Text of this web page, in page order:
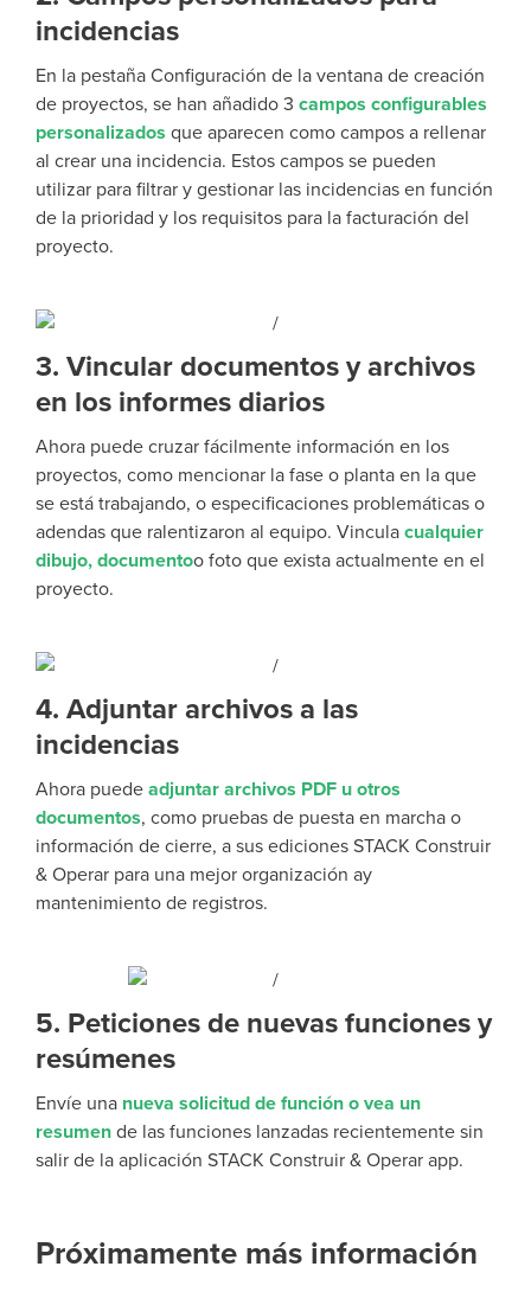
incidencias
En la pestaña Configuración de la ventana de creación
de proyectos, se han añadido 3 campos configurables
personalizados que aparecen como campos a rellenar
al crear una incidencia. Estos campos se pueden
utilizar para filtrar y gestionar las incidencias en función
de la prioridad y los requisitos para la facturación del
proyecto.
3. Vincular documentos y archivos
en los informes diarios
Ahora puede cruzar fácilmente información en los
proyectos, como mencionar la fase o planta en la que
se está trabajando, o especificaciones problemáticas o
adendas que ralentizaron al equipo. Vincula cualquier
dibujo, documentoo foto que exista actualmente en el
proyecto.
4. Adjuntar archivos a las
incidencias
Ahora puede adjuntar archivos PDF u otros
documentos, como pruebas de puesta en marcha o
información de cierre, a sus ediciones STACK Construir
& Operar para una mejor organización ay
mantenimiento de registros.
5. Peticiones de nuevas funciones y
resúmenes
Envíe una nueva solicitud de función o vea un
resumen de las funciones lanzadas recientemente sin
salir de la aplicación STACK Construir & Operar app.
Próximamente más información